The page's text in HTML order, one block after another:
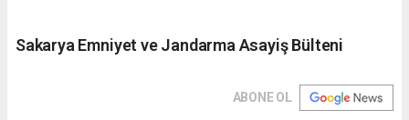
Sakarya Emniyet ve Jandarma Asayiş Bülteni
ABONE OL